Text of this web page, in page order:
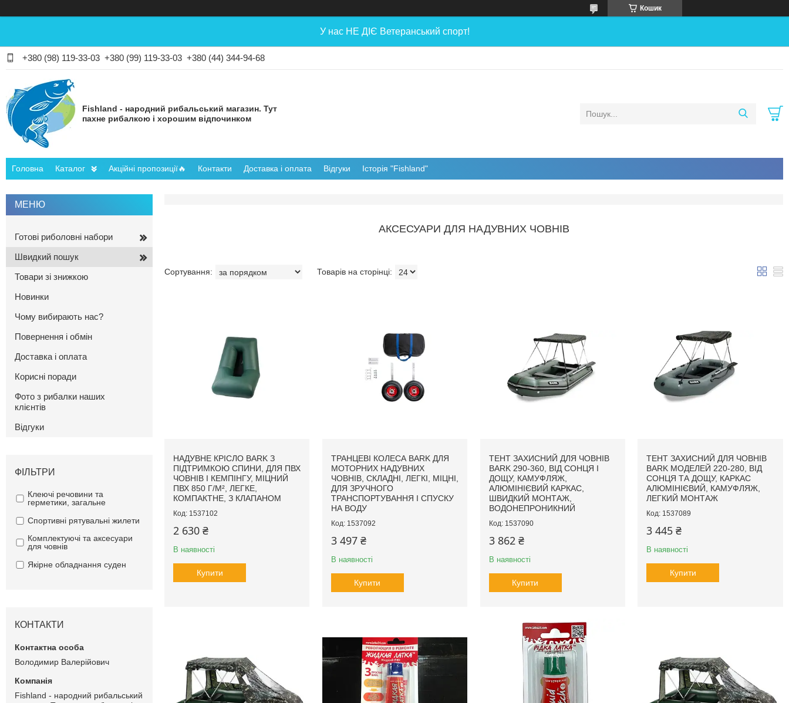
Кошик
У нас НЕ ДІЄ Ветеранський спорт!
+380 (98) 119-33-03 +380 (99) 119-33-03 +380 (44) 344-94-68
Fishland - народний рибальський магазин. Тут
пахне рибалкою і хорошим відпочинком
Головна Каталог Акційні пропозиції🔥 Контакти Доставка і оплата Відгуки Історія "Fishland"
АКСЕСУАРИ ДЛЯ НАДУВНИХ ЧОВНІВ
НАДУВНЕ КРІСЛО BARK З
ПІДТРИМКОЮ СПИНИ, ДЛЯ ПВХ
ЧОВНІВ І КЕМПІНГУ, МІЦНИЙ
ПВХ 850 Г/М², ЛЕГКЕ,
КОМПАКТНЕ, З КЛАПАНОМ
1537102
2 630 ₴
В наявності
Купити
ТРАНЦЕВІ КОЛЕСА BARK ДЛЯ
МОТОРНИХ НАДУВНИХ
ЧОВНІВ, СКЛАДНІ, ЛЕГКІ, МІЦНІ,
ДЛЯ ЗРУЧНОГО
ТРАНСПОРТУВАННЯ І СПУСКУ
НА ВОДУ
1537092
3 497 ₴
В наявності
Купити
ТЕНТ ЗАХИСНИЙ ДЛЯ ЧОВНІВ
BARK 290-360, ВІД СОНЦЯ І
ДОЩУ, КАМУФЛЯЖ,
АЛЮМІНІЄВИЙ КАРКАС,
ШВИДКИЙ МОНТАЖ,
ВОДОНЕПРОНИКНИЙ
1537090
3 862 ₴
В наявності
Купити
ТЕНТ ЗАХИСНИЙ ДЛЯ ЧОВНІВ
BARK МОДЕЛЕЙ 220-280, ВІД
СОНЦЯ ТА ДОЩУ, КАРКАС
АЛЮМІНІЄВИЙ, КАМУФЛЯЖ,
ЛЕГКИЙ МОНТАЖ
1537089
3 445 ₴
В наявності
Купити
Готові риболовні набори
Швидкий пошук
Товари зі знижкою
Новинки
Чому вибирають нас?
Повернення і обмін
Доставка і оплата
Корисні поради
Фото з рибалки наших
клієнтів
Відгуки
ФІЛЬТРИ
Клеючі речовини та
герметики, загальне
Спортивні рятувальні жилети
Комплектуючі та аксесуари
для човнів
Якірне обладнання суден
КОНТАКТИ
Володимир Валерійович
Fishland - народний рибальський